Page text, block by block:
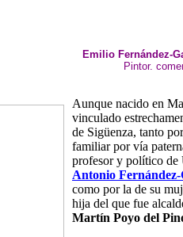
Emilio Fernández-
Pintor.
Aunque nacido en
vinculado
de Sigüenza, tanto
familiar por vía
profesor y político de
Antonio
como por la de su
hija del que fue
Martín Poyo del